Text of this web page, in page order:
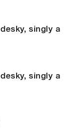
singly a
singly a